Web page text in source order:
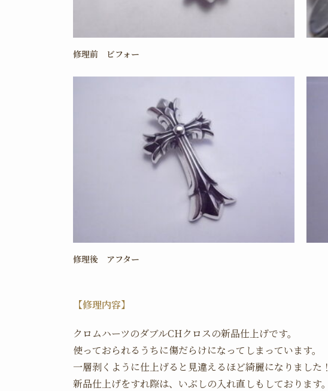
修理前 ビフォー
修理後 アフター
【修理内容】
クロムハーツのダブルCHクロスの新品仕上げです。
使っておられるうちに傷だらけになってしまっています。
一層剥くように仕上げると見違えるほど綺麗になりました！
新品仕上げをすれ際は、いぶしの入れ直しもしております。